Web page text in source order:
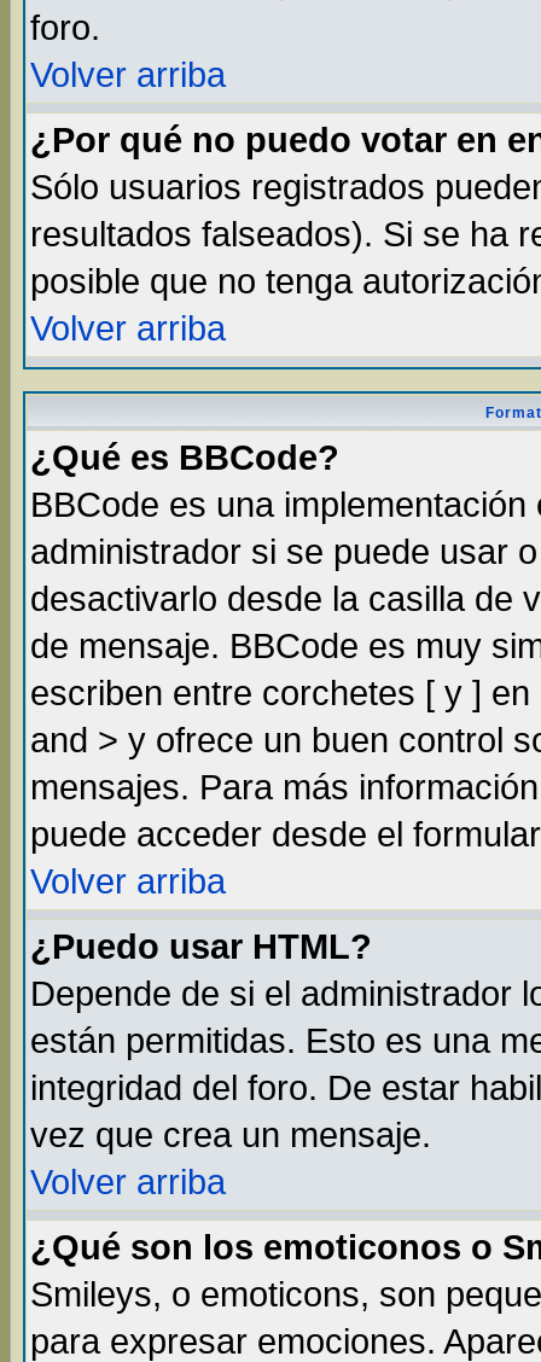
foro.
Volver arriba
¿Por qué no puedo votar en
Sólo usuarios registrados
resultados falseados). Si se ha
posible que no tenga
Volver arriba
¿Qué es BBCode?
BBCode es una
administrador si se puede usar
desactivarlo desde la casilla de
de mensaje. BBCode es muy
escriben entre corchetes [ y ]
and > y ofrece un buen control
mensajes. Para más
puede acceder desde el
Volver arriba
¿Puedo usar HTML?
Depende de si el administrador
están permitidas. Esto es una
integridad del foro. De estar
vez que crea un mensaje.
Volver arriba
¿Qué son los emoticonos o
Smileys, o emoticons, son
para expresar emociones.